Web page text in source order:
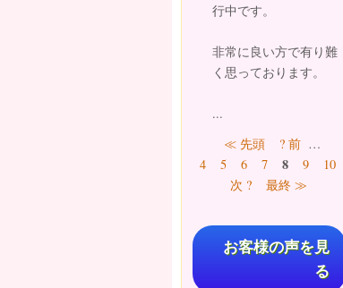
行中です。
非常に良い方で有り難
く思っております。
...
ページ≪ 先頭 ? 前 …
4
5 6 7 8 9 10
次 ?
最終 ≫
お客様の声を見
る